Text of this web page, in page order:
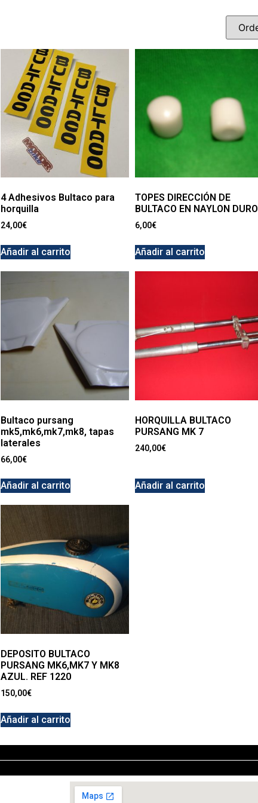
4 Adhesivos Bultaco para
horquilla
24,00€
Añadir al carrito
TOPES DIRECCIÓN DE
BULTACO EN NAYLON DURO
6,00€
Añadir al carrito
Bultaco pursang
mk5,mk6,mk7,mk8, tapas
laterales
66,00€
Añadir al carrito
HORQUILLA BULTACO
PURSANG MK 7
240,00€
Añadir al carrito
DEPOSITO BULTACO
PURSANG MK6,MK7 Y MK8
AZUL. REF 1220
150,00€
Añadir al carrito